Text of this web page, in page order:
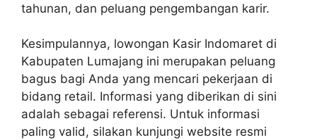
tahunan, dan peluang pengembangan karir.
Kesimpulannya, lowongan Kasir Indomaret di
Kabupaten Lumajang ini merupakan peluang
bagus bagi Anda yang mencari pekerjaan di
bidang retail. Informasi yang diberikan di sini
adalah sebagai referensi. Untuk informasi
paling valid, silakan kunjungi website resmi